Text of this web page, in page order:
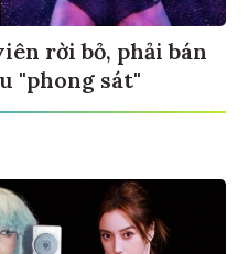
rời bỏ, phải bán
"phong sát"